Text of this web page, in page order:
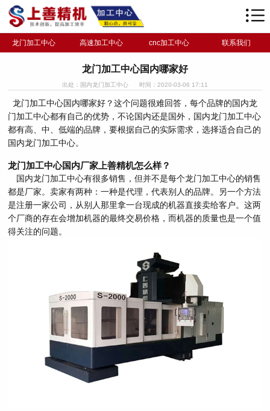
龙门加工中心 高速加工中心 cnc加工中心 联系我们
龙门加工中心国内哪家好
出处：国内龙门加工中心 时间：2020-03-06 17:11
龙门加工中心国内哪家好？这个问题很难回答，每个品牌的国内龙
门加工中心都有自己的优势，不论国内还是国外，国内龙门加工中心
都有高、中、低端的品牌，要根据自己的实际需求，选择适合自己的
国内龙门加工中心。
龙门加工中心国内厂家上善精机怎么样？
国内龙门加工中心有很多销售，但并不是每个龙门加工中心的销售
都是厂家。卖家有两种：一种是代理，代表别人的品牌。另一个方法
是注册一家公司，从别人那里拿一台现成的机器直接卖给客户。这两
个厂商的存在会增加机器的最终交易价格，而机器的质量也是一个值
得关注的问题。